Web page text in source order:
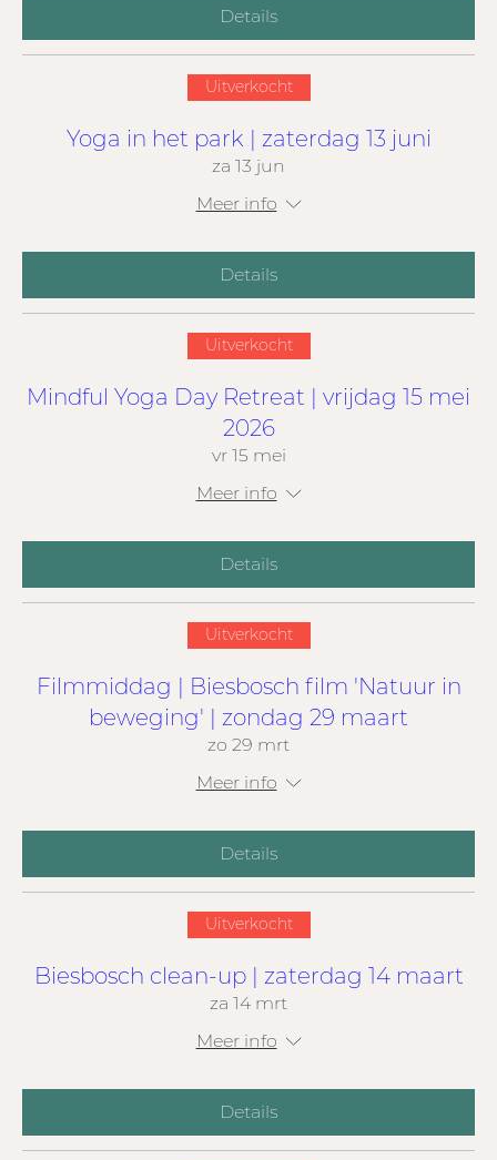
Details
Uitverkocht
Yoga in het park | zaterdag 13 juni
za 13 jun
Meer info
Details
Uitverkocht
Mindful Yoga Day Retreat | vrijdag 15 mei
2026
vr 15 mei
Meer info
Details
Uitverkocht
Filmmiddag | Biesbosch film 'Natuur in
beweging' | zondag 29 maart
zo 29 mrt
Meer info
Details
Uitverkocht
Biesbosch clean-up | zaterdag 14 maart
za 14 mrt
Meer info
Details